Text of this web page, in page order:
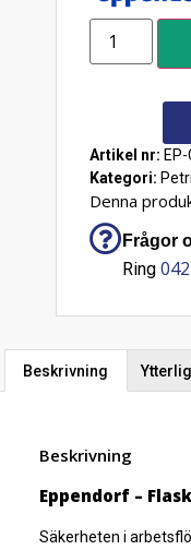
Artikel nr:
Kategori:
Denna
Frågor
Ring
Beskrivning
Beskrivning
Eppendorf –
Säkerheten i